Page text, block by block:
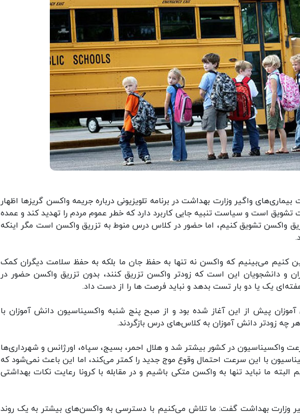
واگیر وزارت بهداشت در برنامه تلویزیونی درباره جریمه واکسن گریزها اظهار
است و سیاست تنبیه جایی کاربرد دارد که خطر عموم مردم را تهدید کند و عمده
واکسن تشویق کنیم، اما حضور در کلاس درس منوط به تزریق واکسن است مگر اینکه
کنیم می‌بینیم که واکسن نه تنها به حفظ جان ما بلکه به حفظ سلامت دیگران کمک
و دانشجویان این است که زودتر واکسن تزریق کنند، بدون تزریق واکسن حضور در
یک یا دو بار تست بدهد و نباید فرصت ها را از دست داد.
پیش از این آغاز شده بود و از صبح پنج شنبه واکسیناسیون دانش آموزان با
چه زودتر دانش آموزان به کلاس‌های درس بازگردند.
واکسیناسیون در کشور بیشتر شد و هلال احمر، بسیج، سپاه، اورژانس و شهرداری‌ها
با این سرعت احتمال وقوع موج جدید را کمتر می‌کند، اما این باعث نمی‌شود که
البته ما نباید تنها به واکسن متکی باشیم و در مقابله با کرونا رعایت نکات بهداشتی
وزارت بهداشت گفت: ما تلاش می‌کنیم با دسترسی به واکسن‌های بیشتر به یک روند